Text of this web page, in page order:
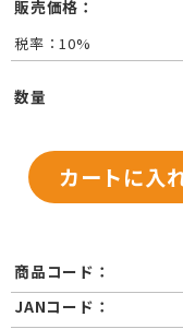
販売価格：
税率：10%
数量
商品コード：
JANコード：